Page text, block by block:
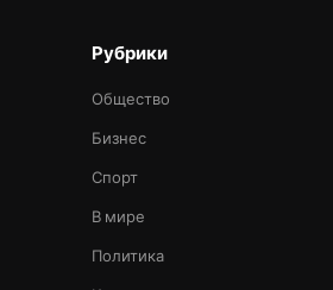
Рубрики
Общество
Бизнес
Спорт
В мире
Политика